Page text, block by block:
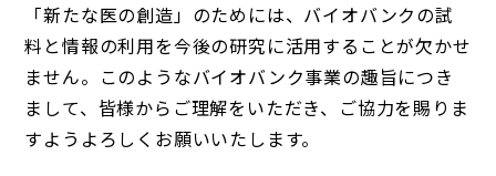
「新たな医の創造」のためには、バイオバンクの試
料と情報の利⽤を今後の研究に活⽤することが⽋かせ
ません。このようなバイオバンク事業の趣旨につき
まして、皆様からご理解をいただき、ご協⼒を賜りま
すようよろしくお願いいたします。